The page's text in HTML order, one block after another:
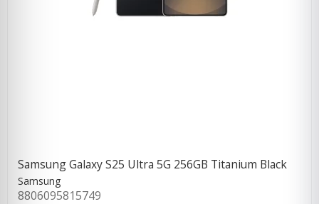
Samsung Galaxy S25 Ultra 5G 256GB Titanium Black
Samsung
8806095815749